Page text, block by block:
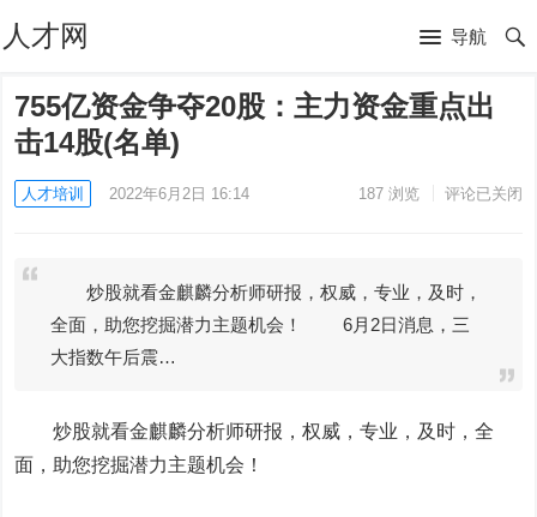
人才网 导航
755亿资金争夺20股：主力资金重点出
击14股(名单)
人才培训 2022年6月2日 16:14 187浏览 评论已关闭
炒股就看金麒麟分析师研报，权威，专业，及时，
全面，助您挖掘潜力主题机会！ 6月2日消息，三
大指数午后震…
炒股就看金麒麟分析师研报，权威，专业，及时，全
面，助您挖掘潜力主题机会！